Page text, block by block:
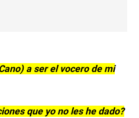
a ser el vocero de mi
que yo no les he dado?